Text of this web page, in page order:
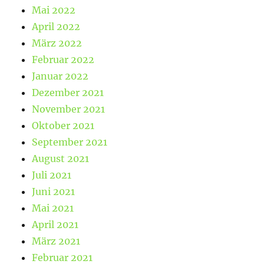
Mai 2022
April 2022
März 2022
Februar 2022
Januar 2022
Dezember 2021
November 2021
Oktober 2021
September 2021
August 2021
Juli 2021
Juni 2021
Mai 2021
April 2021
März 2021
Februar 2021